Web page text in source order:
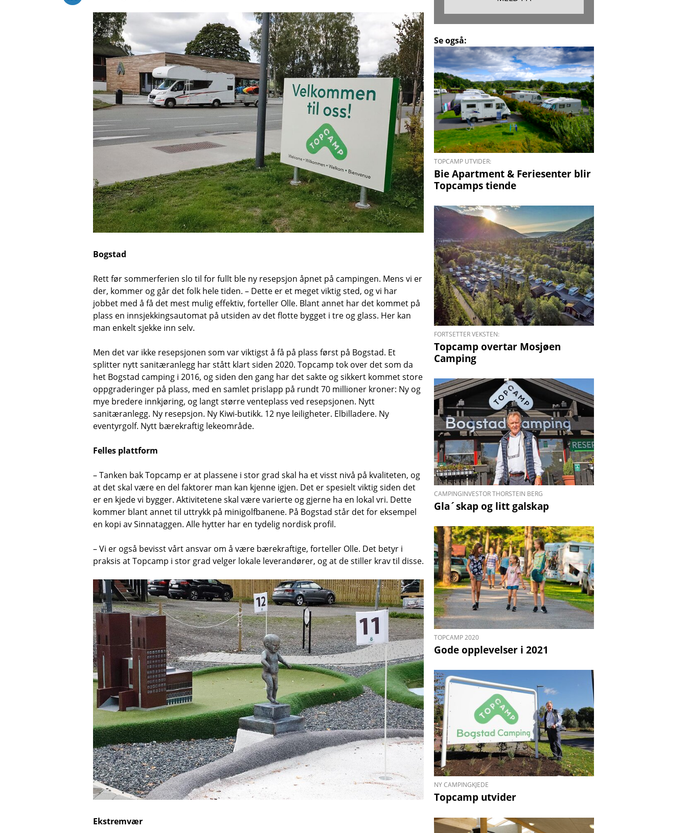
Bogstad
Rett før sommerferien slo til for fullt ble ny resepsjon åpnet på campingen. Mens vi er
der, kommer og går det folk hele tiden. – Dette er et meget viktig sted, og vi har
jobbet med å få det mest mulig effektiv, forteller Olle. Blant annet har det kommet på
plass en innsjekkingsautomat på utsiden av det flotte bygget i tre og glass. Her kan
man enkelt sjekke inn selv.
Men det var ikke resepsjonen som var viktigst å få på plass først på Bogstad. Et
splitter nytt sanitæranlegg har stått klart siden 2020. Topcamp tok over det som da
het Bogstad camping i 2016, og siden den gang har det sakte og sikkert kommet store
oppgraderinger på plass, med en samlet prislapp på rundt 70 millioner kroner: Ny og
mye bredere innkjøring, og langt større venteplass ved resepsjonen. Nytt
sanitæranlegg. Ny resepsjon. Ny Kiwi-butikk. 12 nye leiligheter. Elbilladere. Ny
eventyrgolf. Nytt bærekraftig lekeområde.
Felles plattform
– Tanken bak Topcamp er at plassene i stor grad skal ha et visst nivå på kvaliteten, og
at det skal være en del faktorer man kan kjenne igjen. Det er spesielt viktig siden det
er en kjede vi bygger. Aktivitetene skal være varierte og gjerne ha en lokal vri. Dette
kommer blant annet til uttrykk på minigolfbanene. På Bogstad står det for eksempel
en kopi av Sinnataggen. Alle hytter har en tydelig nordisk profil.
– Vi er også bevisst vårt ansvar om å være bærekraftige, forteller Olle. Det betyr i
praksis at Topcamp i stor grad velger lokale leverandører, og at de stiller krav til disse.
Ekstremvær
Se også:
TOPCAMP UTVIDER:
Bie Apartment & Feriesenter blir
Topcamps tiende
FORTSETTER VEKSTEN:
Topcamp overtar Mosjøen
Camping
CAMPINGINVESTOR THORSTEIN BERG
Gla´skap og litt galskap
TOPCAMP 2020
Gode opplevelser i 2021
NY CAMPINGKJEDE
Topcamp utvider